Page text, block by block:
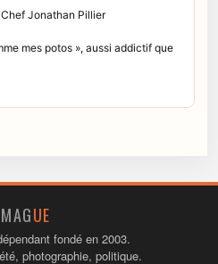
Jonathan Pillier
mes potos », aussi addictif que
UE
fondé en 2003.
photographie, politique.